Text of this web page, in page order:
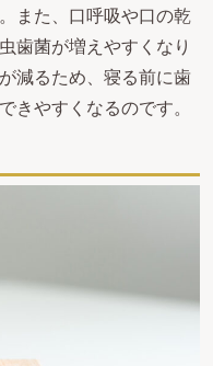
また、口呼吸や口の乾
歯菌が増えやすくなり
減るため、寝る前に歯
きやすくなるのです。